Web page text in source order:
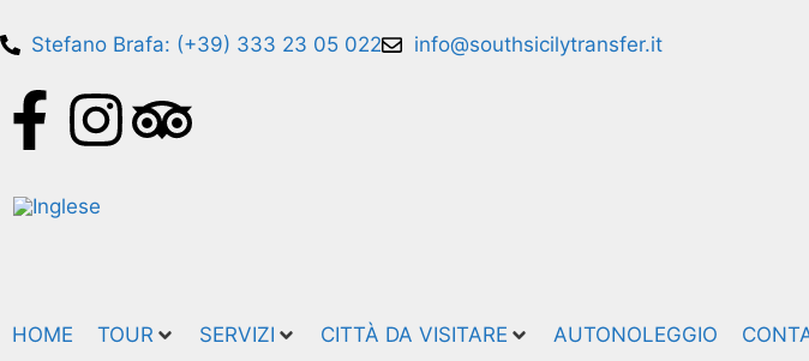
Stefano Brafa: (+39) 333 23 05 022 info@southsicilytransfer.it
HOME TOUR SERVIZI CITTÀ DA VISITARE AUTONOLEGGIO